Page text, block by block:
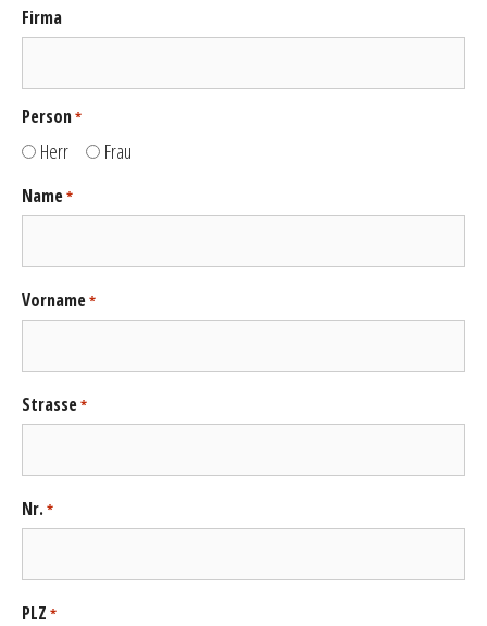
Firma
Person*
Herr Frau
Name*
Vorname*
Strasse*
Nr. *
PLZ *